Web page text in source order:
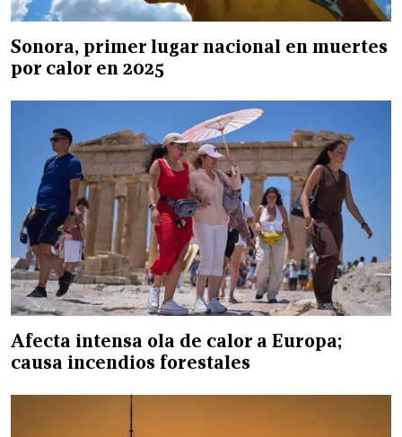
Sonora, primer lugar nacional en muertes
por calor en 2025
Afecta intensa ola de calor a Europa;
causa incendios forestales